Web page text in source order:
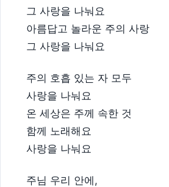
그 사랑을 나눠요
아름답고 놀라운 주의 사랑
그 사랑을 나눠요
주의 호흡 있는 자 모두
사랑을 나눠요
온 세상은 주께 속한 것
함께 노래해요
사랑을 나눠요
주님 우리 안에,